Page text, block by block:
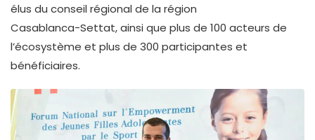
élus du conseil régional de la région
Casablanca-Settat, ainsi que plus de 100 acteurs de
l’écosystème et plus de 300 participantes et
bénéficiaires.